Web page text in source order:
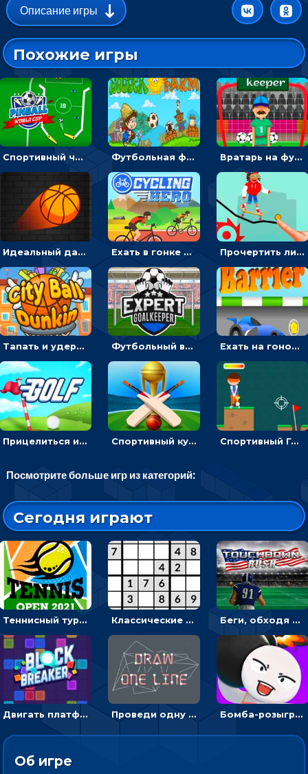
Описание игры
Похожие игры
Спортивный чемпионат по пейнтболу: ударять по ракеткам, чтобы забивать футбольный мяч в ворота Футбольная ферма: бей по мячу, чтобы забивать в ворота и ловить звезды Вратарь на футбольном поле: тапай, чтобы отбивать мячи в воротах ногами и руками - спортивные
Идеальный данк: направлять пунктир в корзину и попадать мячом Ехать в гонке на велосипедах через трамплины к финишу на скорость - спортивные Прочертить линию, чтобы проехать на скейте, через преграды к финишу - для мальчиков
Тапать и удерживать баскетбольный мяч, чтобы попадать в кольца - спортивные Футбольный вратарь: ловить мяч и отражать атаку соперника - спортивные Ехать на гоночной машине, чтобы обходить преграды и собирать звезды - для мальчиков
Прицелиться и выстрелить мячиком для гольфа, чтобы попасть в лунку - спортивные Спортивный кубок по крикету: отражать атаку и ударять по мячику битой Спортивный Гольф-клуб: бить клюшкой по мячу, чтобы попадать в лунку с флажком
Посмотрите больше игр из категорий:
Сегодня играют
Теннисный турнир: подавать или отбивать шарик ракеткой Классические судоку: реши 30 уровней головоломки Беги, обходя соперников и собирай бонусы - американский футбол
Двигать платформу и отбивать мячики или ловить бонусы Проведи одну линию и повтори фигуру - головоломка Бомба-розыгрыш: передавай и беги – 3D гиперказуалка
Об игре